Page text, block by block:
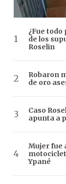
¿Fue
de los
Roselin
Robaron
de oro
Caso
apunta a
Mujer fue
Ypané